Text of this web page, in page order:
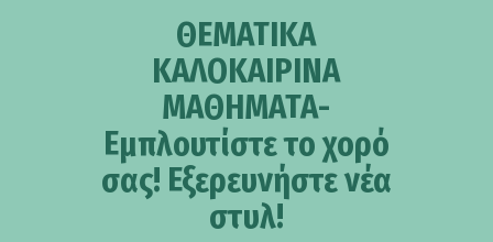
ΘΕΜΑΤΙΚΑ
ΚΑΛΟΚΑΙΡΙΝΑ
ΜΑΘΗΜΑΤΑ-
Εμπλουτίστε το χορό
σας! Εξερευνήστε νέα
στυλ!